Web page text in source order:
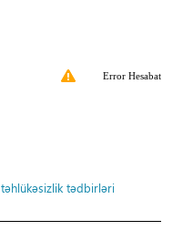
Error Hesabat
təhlükəsizlik tədbirləri